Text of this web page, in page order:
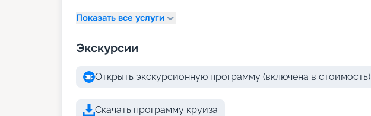
Показать все услуги
Экскурсии
Открыть экскурсионную программу (включена в стоимость)
Скачать программу круиза